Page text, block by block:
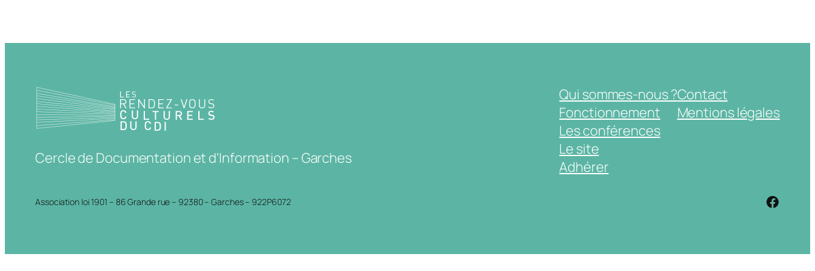
Cercle de Documentation et d'Information – Garches
Qui sommes-nous ?
Fonctionnement
Les conférences
Le site
Adhérer
Contact
Mentions légales
Association loi 1901 – 86 Grande rue – 92380 – Garches – 922P6072